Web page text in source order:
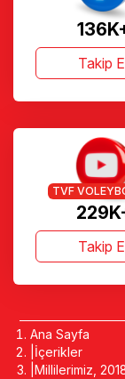
Takip
TVF
Takip
Ana Sayfa
İçerikler
Millilerimiz,